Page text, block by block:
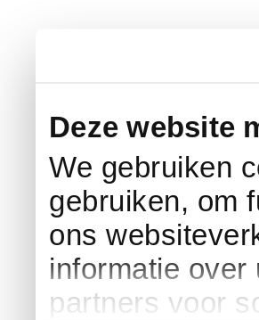
Deze website
We gebruiken
gebruiken, om
ons
informatie
partners voor